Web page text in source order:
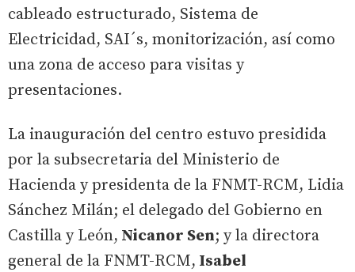
cableado estructurado, Sistema de
Electricidad, SAI´s, monitorización, así como
una zona de acceso para visitas y
presentaciones.
La inauguración del centro estuvo presidida
por la subsecretaria del Ministerio de
Hacienda y presidenta de la FNMT-RCM, Lidia
Sánchez Milán; el delegado del Gobierno en
Castilla y León, Nicanor Sen; y la directora
general de la FNMT-RCM, Isabel